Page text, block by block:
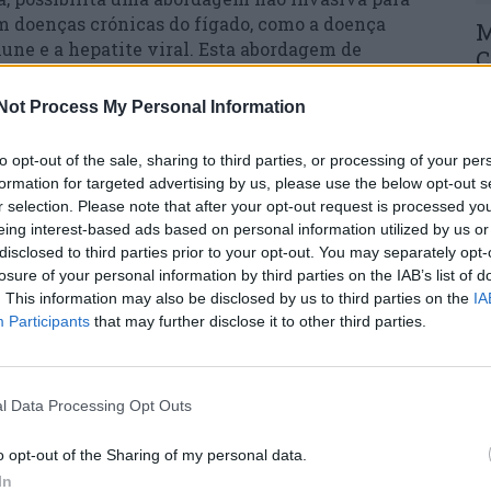
Process My Personal Information
opt-out of the sale, sharing to third parties, or processing of your
for targeted advertising by us, please use the below opt-out
selection. Please note that after your opt-out request is processed
interest-based ads based on personal information utilized by us
to third parties prior to your opt-out. You may separately
of your personal information by third parties on the IAB’s list of
This information may also be disclosed by us to third parties on the
Participants that may further disclose it to other third parties.
Data Processing Opt Outs
opt-out of the Sharing of my personal data.
crónicas do fígado, como a doença
e a hepatite viral. Esta abordagem de
assim, trazer vários benefícios tanto para
uma vez que pode reduzir, por exemplo, o
para diagnosticar a doença, assim
o acompanhamento de doentes.
que a LiverMultiScan é uma ferramenta
diagnóstico e que pode evitar biópsias
dor para o doente. Assim, esta abordagem
não invasivo evite a realização de
custo-benefício, permitindo diagnosticar
visitas médicas”, revela o docente da
do Centro de Imagem Biomédica e
Ciências Nucleares Aplicadas à Saúde, e um
da UC, da Unidade Local de Saúde
de saúde da Região Centro, envolvendo